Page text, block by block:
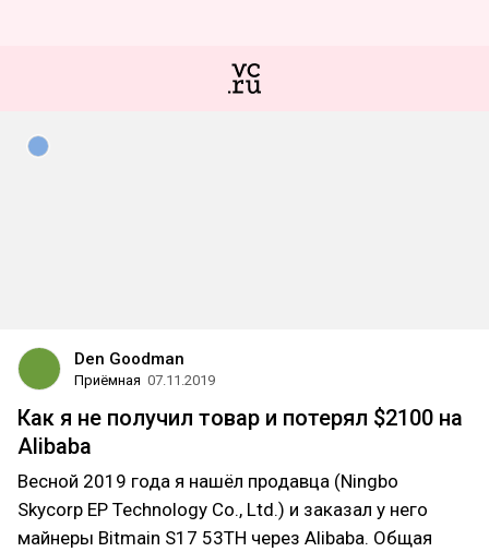
Den Goodman
Приёмная 07.11.2019
Как я не получил товар и потерял $2100 на
Alibaba
Весной 2019 года я нашёл продавца (Ningbo
Skycorp EP Technology Co., Ltd.) и заказал у него
майнеры Bitmain S17 53TH через Alibaba. Общая